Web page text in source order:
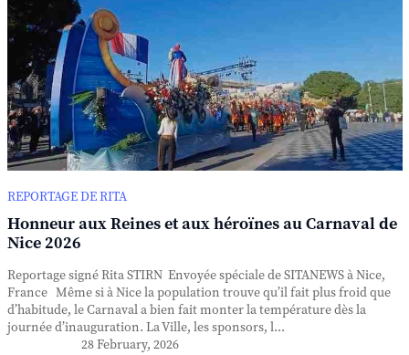
REPORTAGE DE RITA
Honneur aux Reines et aux héroïnes au Carnaval de
Nice 2026
Reportage signé Rita STIRN Envoyée spéciale de SITANEWS à Nice,
France Même si à Nice la population trouve qu’il fait plus froid que
d’habitude, le Carnaval a bien fait monter la température dès la
journée d’inauguration. La Ville, les sponsors, l...
28 February, 2026